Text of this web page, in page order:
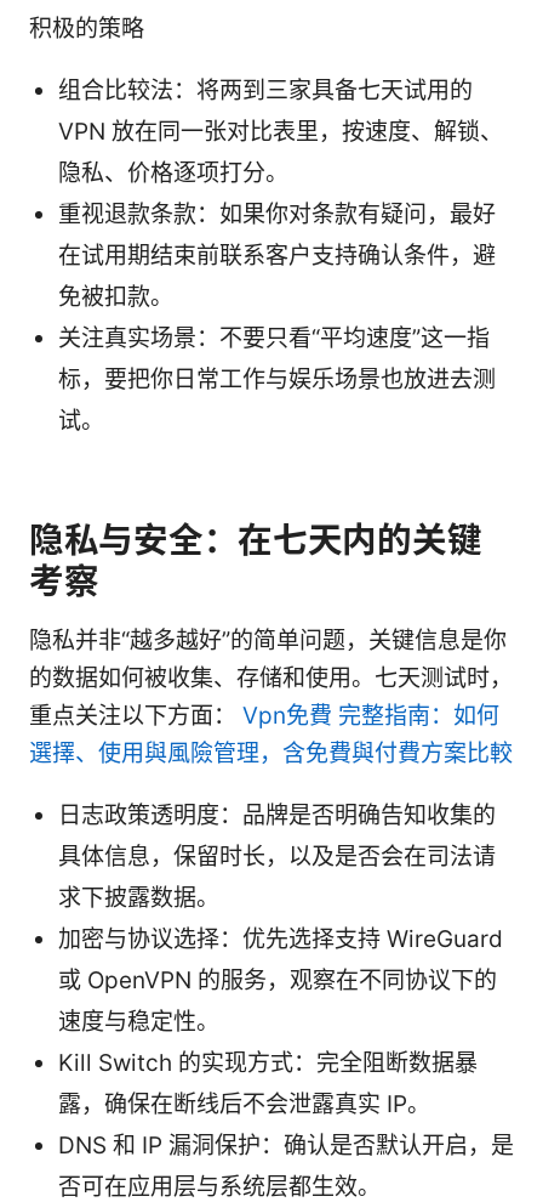
积极的策略
组合比较法：将两到三家具备七天试用的
VPN 放在同一张对比表里，按速度、解锁、
隐私、价格逐项打分。
重视退款条款：如果你对条款有疑问，最好
在试用期结束前联系客户支持确认条件，避
免被扣款。
关注真实场景：不要只看“平均速度”这一指
标，要把你日常工作与娱乐场景也放进去测
试。
隐私与安全：在七天内的关键
考察
隐私并非“越多越好”的简单问题，关键信息是你
的数据如何被收集、存储和使用。七天测试时，
重点关注以下方面： Vpn免費 完整指南：如何
選擇、使用與風險管理，含免費與付費方案比較
日志政策透明度：品牌是否明确告知收集的
具体信息，保留时长，以及是否会在司法请
求下披露数据。
加密与协议选择：优先选择支持 WireGuard
或 OpenVPN 的服务，观察在不同协议下的
速度与稳定性。
Kill Switch 的实现方式：完全阻断数据暴
露，确保在断线后不会泄露真实 IP。
DNS 和 IP 漏洞保护：确认是否默认开启，是
否可在应用层与系统层都生效。